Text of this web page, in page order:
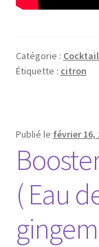
Catégorie :
Étiquette : citron
Publié le février 16,
( Eau